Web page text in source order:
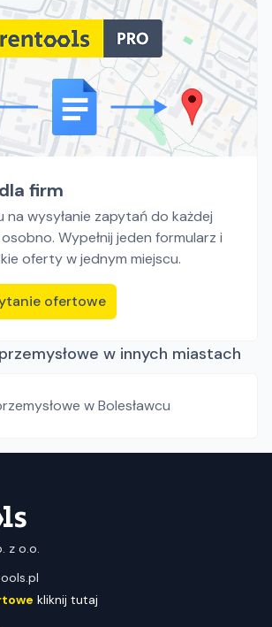
firm
na wysyłanie zapytań do każdej
Wypełnij jeden formularz i
oferty w jednym miejscu.
ofertowe
w innych miastach
w Bolesławcu
z o.o.
kliknij tutaj